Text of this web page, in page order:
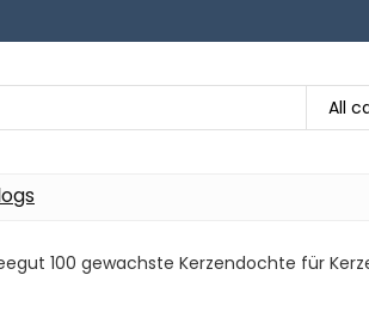
All
100 gewachste Kerzendochte für